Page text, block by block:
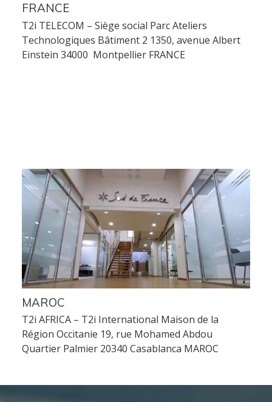
FRANCE
T2i TELECOM – Siège social Parc Ateliers
Technologiques Bâtiment 2 1350, avenue Albert
Einstein 34000 Montpellier FRANCE
MAROC
T2i AFRICA – T2i International Maison de la
Région Occitanie 19, rue Mohamed Abdou
Quartier Palmier 20340 Casablanca MAROC
Audit et conseil
Support Technique
Logiciel de supervision
Logiciel de télésurveillance
Logiciel de téléassistance
ERP Gestion Commerciale
Suivi des intervenants
Frontaux de réception
Actualités